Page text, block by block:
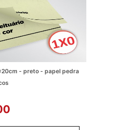
- preto - papel pedra